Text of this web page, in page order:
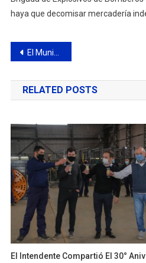
haya que decomisar mercadería
Navegación
de
entradas
El Municipio completó el reasfaltado de las calles del casco céntrico
RELATED POSTS
El Intendente Compartió El 30°